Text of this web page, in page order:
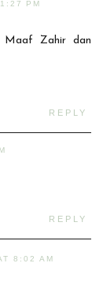
PM
Maaf Zahir dan
REPLY
REPLY
8:02 AM